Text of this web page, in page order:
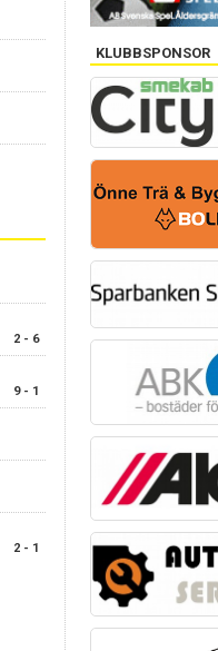
2 - 6
9 - 1
2 - 1
KLUBBSPONSOR